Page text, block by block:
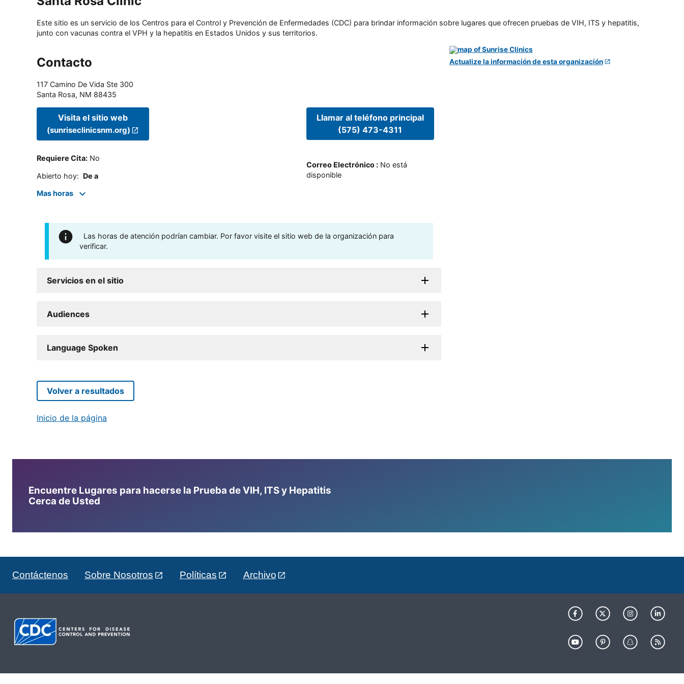
Este sitio es un servicio de los Centros para el Control y Prevención de Enfermedades (CDC) para brindar información sobre lugares que ofrecen pruebas de VIH, ITS y hepatitis,
junto con vacunas contra el VPH y la hepatitis en Estados Unidos y sus territorios.
Contacto
117 Camino De Vida Ste 300
Santa Rosa, NM 88435
Visita el sitio web
(sunriseclinicsnm.org)
Requiere Cita: No
Abierto hoy: De a
Mas horas
Llamar al teléfono principal
(575) 473-4311
Correo Electrónico: No está
disponible
Las horas de atención podrían cambiar. Por favor visite el sitio web de la organización para
verificar.
Servicios en el sitio
Audiences
Language Spoken
Actualize la información de esta organización
Volver a resultados
Inicio de la página
Encuentre Lugares para hacerse la Prueba de VIH, ITS y Hepatitis
Cerca de Usted
Contáctenos Sobre Nosotros Políticas Archivo